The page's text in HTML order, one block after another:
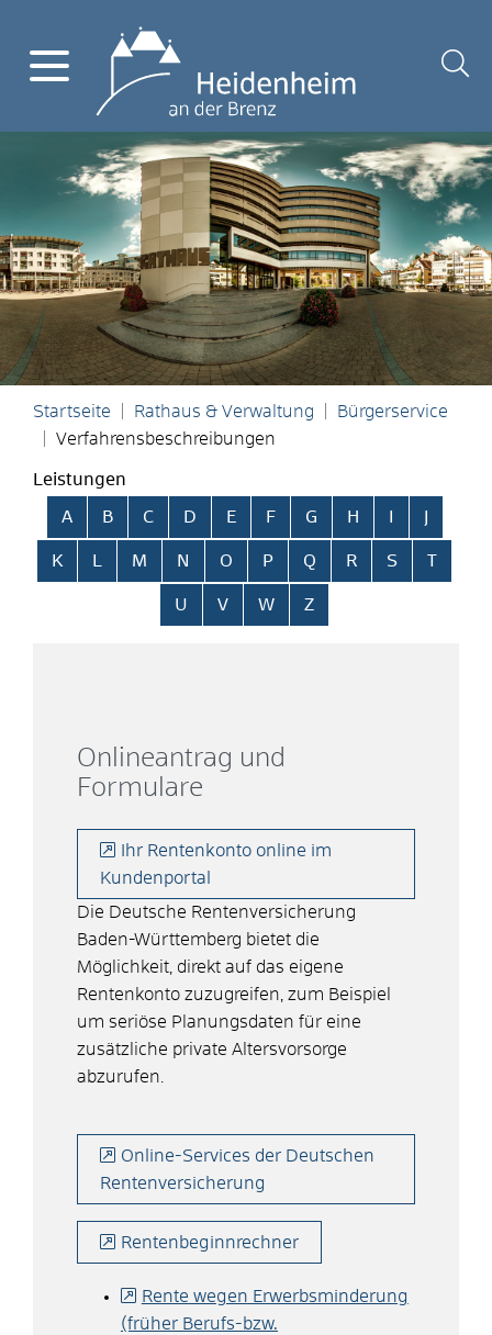
Startseite Rathaus & Verwaltung
Bürgerservice
Verfahrensbeschreibungen
Leistungen
Alphabetisches Register überspringen
A B C D E F G H
K L M N O P Q R S T
U V W Z
Onlineantrag und
Formulare
Ihr Rentenkonto online im
Kundenportal
Die Deutsche Rentenversicherung
Baden-Württemberg bietet die
Möglichkeit, direkt auf das eigene
Rentenkonto zuzugreifen, zum Beispiel
um seriöse Planungsdaten für eine
zusätzliche private Altersvorsorge
abzurufen.
Online-Services der Deutschen
Rentenversicherung
Rentenbeginnrechner
Rente wegen Erwerbsminderung
(früher Berufs-bzw.